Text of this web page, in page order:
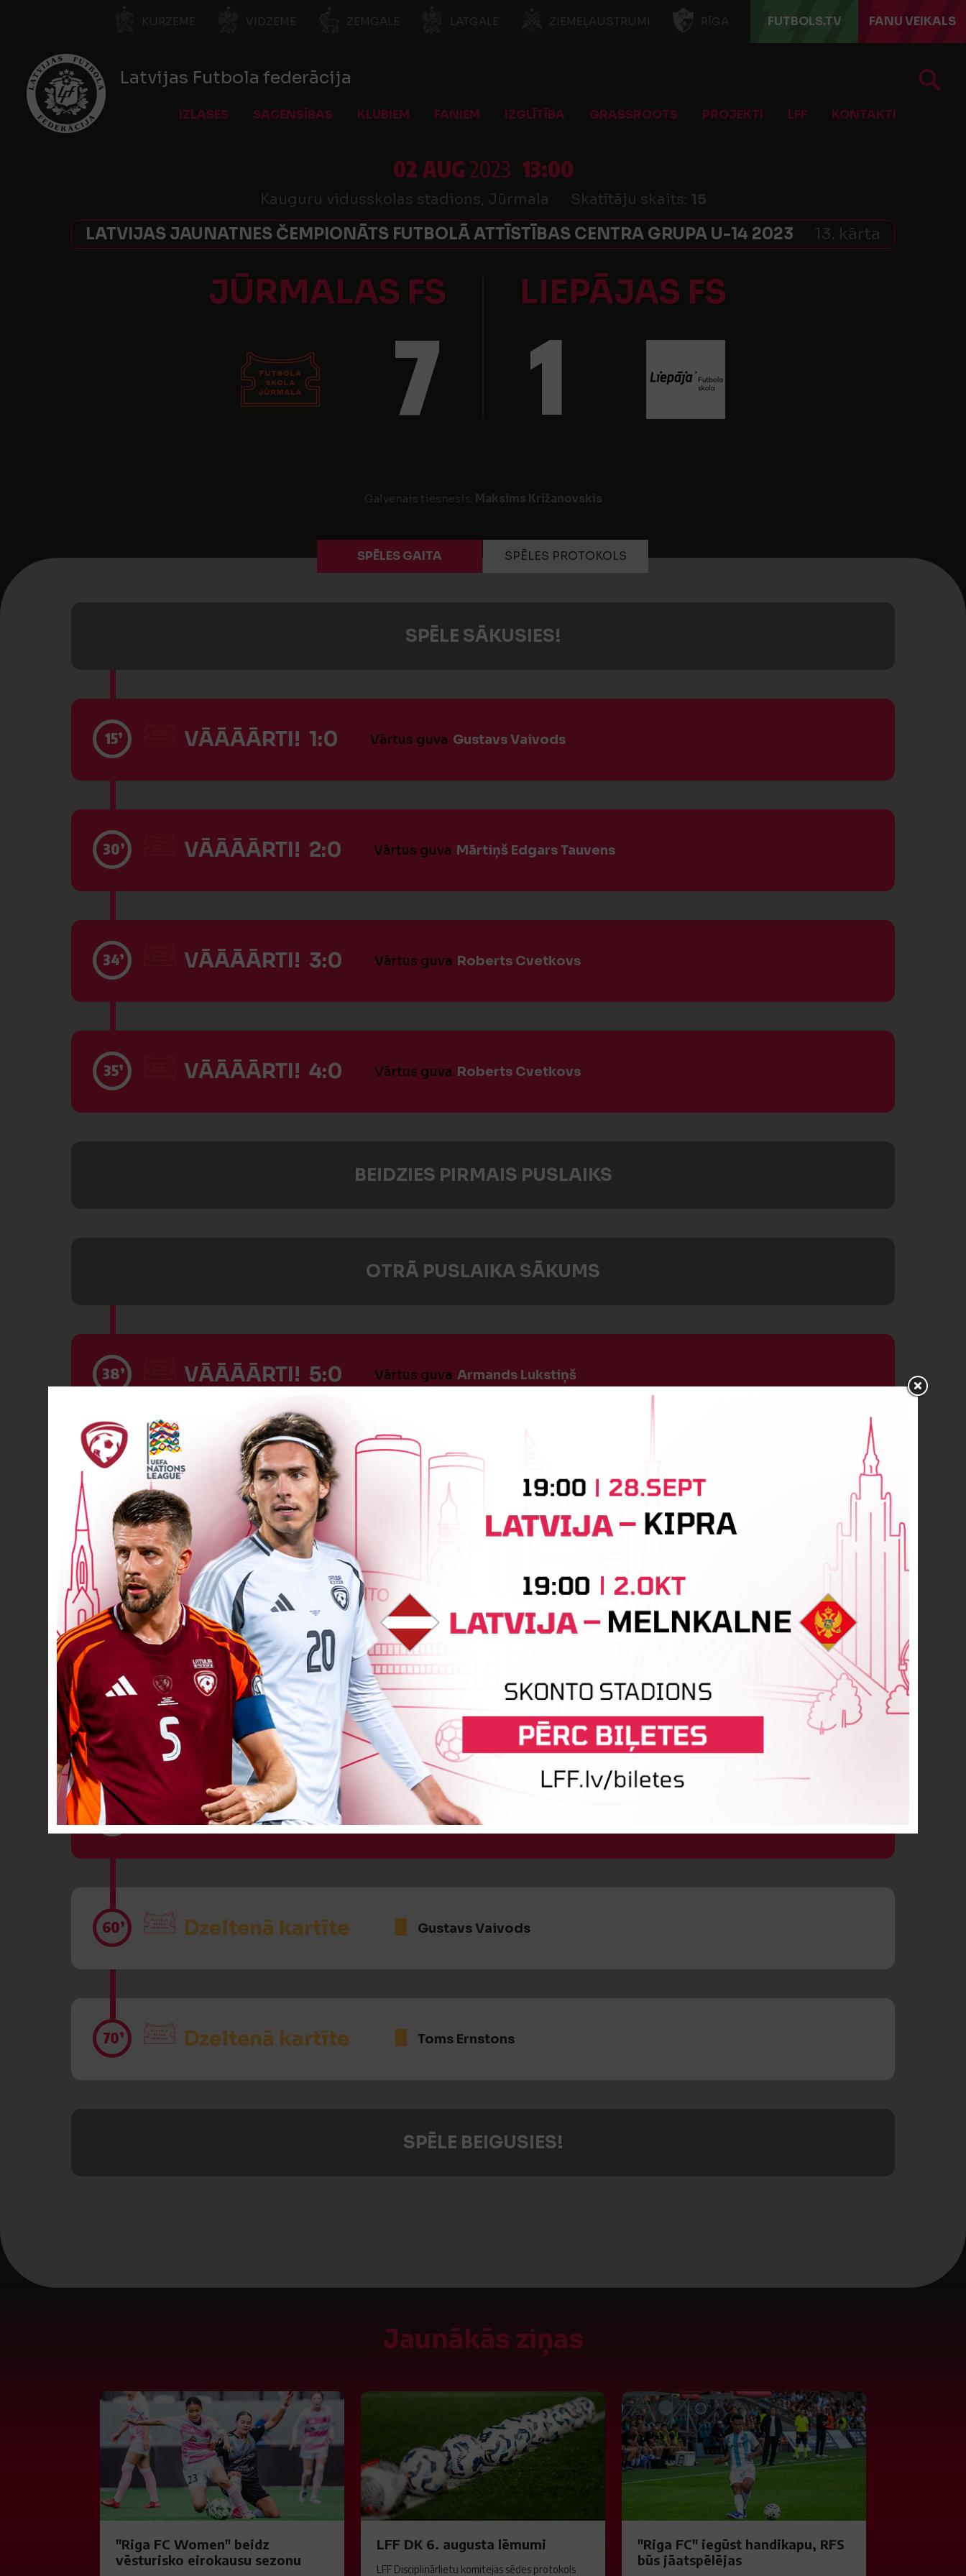
KURZEME VIDZEME ZEMGALE LATGALE ZIEMEĻAUSTRUMI RĪGA FUTBOLS.TV FANU VEIKALS
Latvijas Futbola federācija
IZLASES SACENSĪBAS KLUBIEM FANIEM IZGLĪTĪBA GRASSROOTS PROJEKTI LFF KONTAKTI
02 AUG2023 13:00
Kauguru vidusskolas stadions, Jūrmala Skatītāju skaits: 15
LATVIJAS JAUNATNES ČEMPIONĀTS FUTBOLĀ ATTĪSTĪBAS CENTRA GRUPA U-14 2023 13. kārta
JŪRMALAS FS LIEPĀJAS FS
7 1
Galvenais tiesnesis: Maksims Križanovskis
SPĒLES GAITA SPĒLES PROTOKOLS
SPĒLE SĀKUSIES!
15’ VĀĀĀĀRTI! 1:0 Vārtus guva Gustavs Vaivods
30’ VĀĀĀĀRTI! 2:0 Vārtus guva Mārtiņš Edgars Tauvens
34’ VĀĀĀĀRTI! 3:0 Vārtus guva Roberts Cvetkovs
35’ VĀĀĀĀRTI! 4:0 Vārtus guva Roberts Cvetkovs
BEIDZIES PIRMAIS PUSLAIKS
OTRĀ PUSLAIKA SĀKUMS
38’ VĀĀĀĀRTI! 5:0 Vārtus guva Armands Lukstiņš
VĀĀĀĀRTI! 6:0 Vārtus guva Maksims Rjazanskis
45’ VĀĀĀĀRTI! 6:1 Vārtus guva Kristers Prūsis
Dzeltenā kartīte Aleksejs Ņečajevs
58’ VĀĀĀĀRTI! 7:1 Vārtus guvaGustavs Vaivods
60’ Dzeltenā kartīte Gustavs Vaivods
70’ Dzeltenā kartīte Toms Ernstons
SPĒLE BEIGUSIES!
Jaunākās ziņas
"Riga FC Women" beidz
vēsturisko eirokausu sezonu
LFF DK 6. augusta lēmumi
LFF Disciplinārlietu komitejas sēdes protokols
"Riga FC" iegūst handikapu, RFS
būs jāatspēlējas